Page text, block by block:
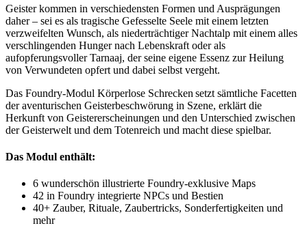
Geister kommen in verschiedensten Formen und Ausprägungen
daher – sei es als tragische Gefesselte Seele mit einem letzten
verzweifelten Wunsch, als niederträchtiger Nachtalp mit einem alles
verschlingenden Hunger nach Lebenskraft oder als
aufopferungsvoller Tarnaaj, der seine eigene Essenz zur Heilung
von Verwundeten opfert und dabei selbst vergeht.
Das Foundry-Modul Körperlose Schrecken setzt sämtliche Facetten
der aventurischen Geisterbeschwörung in Szene, erklärt die
Herkunft von Geistererscheinungen und den Unterschied zwischen
der Geisterwelt und dem Totenreich und macht diese spielbar.
Das Modul enthält:
6 wunderschön illustrierte Foundry-exklusive Maps
42 in Foundry integrierte NPCs und Bestien
40+ Zauber, Rituale, Zaubertricks, Sonderfertigkeiten und
mehr